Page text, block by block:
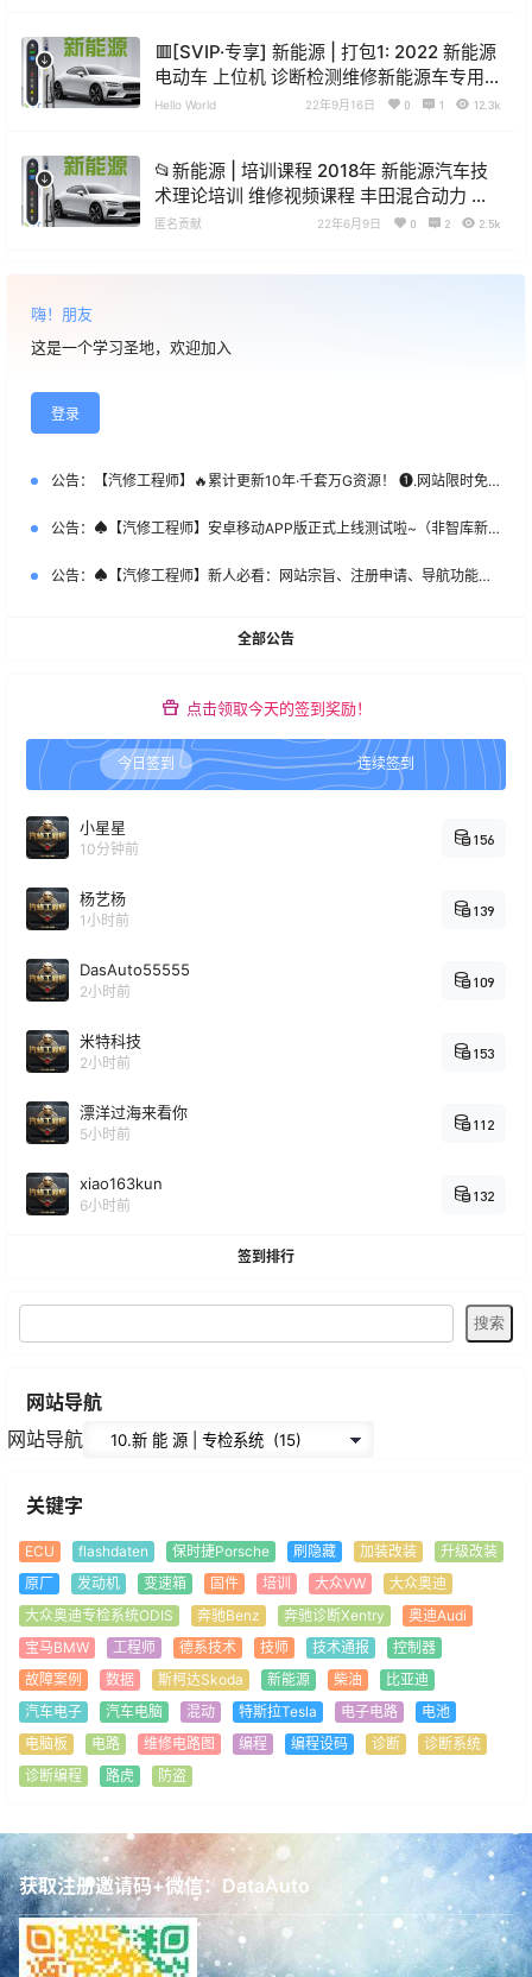
🟥[SVIP·专享] 新能源 | 打包1: 2022 新能源
电动车 上位机 诊断检测维修新能源车专用
软件 锂电池上位机软件(5.2G)
Hello World 22年9月16日 0 1 12.3k
📂新能源 | 培训课程 2018年 新能源汽车技
术理论培训 维修视频课程 丰田混合动力 比
亚迪北汽新能源技术（3.8G）
匿名贡献 22年6月9日 0 2 2.5k
嗨！朋友
这是一个学习圣地，欢迎加入
登录
公告： 【汽修工程师】🔥累计更新10年·千套万G资源！ ❶.网站限时免费注册！ ❷.新客首次SVIP特惠：￥365 ❸.老会员永久SVIP补：￥666 （名额50个，加微优先）【管理员】微DataAuto
公告： ♠【汽修工程师】安卓移动APP版正式上线测试啦~（非智库新系统）
公告： ♠【汽修工程师】新人必看：网站宗旨、注册申请、导航功能、下载权限、快速查询等常用指南说明！
全部公告
点击领取今天的签到奖励！
今日签到 连续签到
小星星
10分钟前
156
杨艺杨
1小时前
139
DasAuto55555
2小时前
109
米特科技
2小时前
153
漂洋过海来看你
5小时前
112
xiao163kun
6小时前
132
签到排行
网站导航
网站导航
关键字
ECU flashdaten 保时捷Porsche 刷隐藏 加装改装
升级改装
原厂
发动机 变速箱 固件 培训 大众VW
大众奥迪
大众奥迪专检系统ODIS
奔驰Benz 奔驰诊断Xentry
奥迪Audi
宝马BMW
工程师 德系技术 技师 技术通报
控制器
故障案例
数据 斯柯达Skoda 新能源 柴油
比亚迪
汽车电子
汽车电脑 混动 特斯拉Tesla 电子电路
电池
电脑板
电路 维修电路图 编程 编程设码 诊断
诊断系统
诊断编程
路虎 防盗
获取注册邀请码+微信：DataAuto